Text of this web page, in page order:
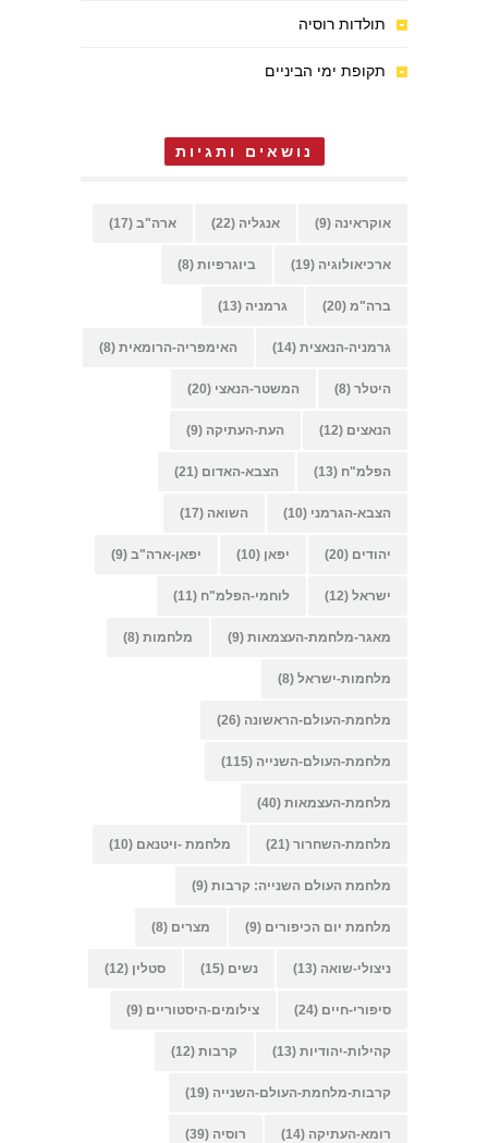
תולדות רוסיה
תקופת ימי הביניים
נושאים ותגיות
אוקראינה (9) אנגליה (22) ארה"ב (17)
ארכיאולוגיה (19) ביוגרפיות (8)
ברה"מ (20) גרמניה (13)
גרמניה-הנאצית (14) האימפריה-הרומאית (8)
היטלר (8) המשטר-הנאצי (20)
הנאצים (12) העת-העתיקה (9)
הפלמ"ח (13) הצבא-האדום (21)
הצבא-הגרמני (10) השואה (17)
יהודים (20) יפאן (10) יפאן-ארה"ב (9)
ישראל (12) לוחמי-הפלמ"ח (11)
מאגר-מלחמת-העצמאות (9) מלחמות (8)
מלחמות-ישראל (8)
מלחמת-העולם-הראשונה (26)
מלחמת-העולם-השנייה (115)
מלחמת-העצמאות (40)
מלחמת-השחרור (21) מלחמת -ויטנאם (10)
מלחמת העולם השנייה: קרבות (9)
מלחמת יום הכיפורים (9) מצרים (8)
ניצולי-שואה (13) נשים (15) סטלין (12)
סיפורי-חיים (24) צילומים-היסטוריים (9)
קהילות-יהודיות (13) קרבות (12)
קרבות-מלחמת-העולם-השנייה (19)
רומא-העתיקה (14) רוסיה (39)